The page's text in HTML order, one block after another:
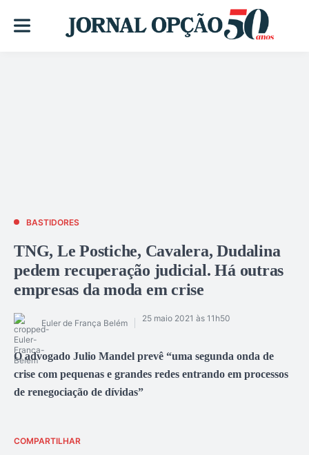
BASTIDORES
TNG, Le Postiche, Cavalera, Dudalina
pedem recuperação judicial. Há outras
empresas da moda em crise
Euler de França Belém 25 maio 2021 às 11h50
O advogado Julio Mandel prevê “uma segunda onda de
crise com pequenas e grandes redes entrando em processos
de renegociação de dívidas”
COMPARTILHAR